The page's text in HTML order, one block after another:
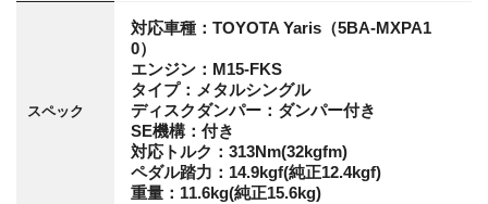
スペック
対応車種：TOYOTA Yaris（5BA-MXPA1
0）
エンジン：M15-FKS
タイプ：メタルシングル
ディスクダンパー：ダンパー付き
SE機構：付き
対応トルク：313Nm(32kgfm)
ペダル踏力：14.9kgf(純正12.4kgf)
重量：11.6kg(純正15.6kg)